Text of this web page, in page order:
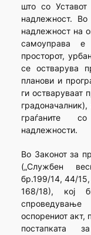
што со
надлежност.
надлежност на
самоуправа
просторот,
се остварува
планови и
ги остваруваат
граѓаните
надлежности.
Во Законот за
(„Службен
бр.199/14, 44/
168/18), кој
оспорениот акт,
постапката